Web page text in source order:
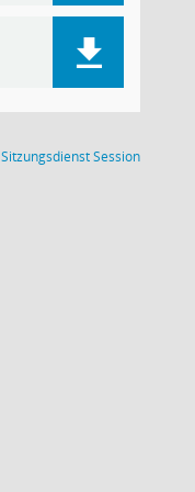
SitzungsdienstSession(Wird in